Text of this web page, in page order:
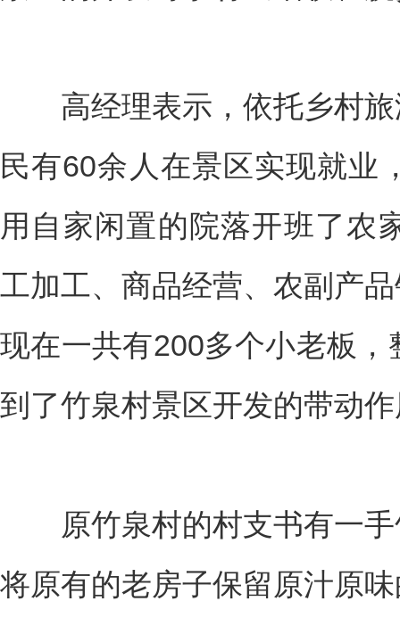
高经理表示，依托乡村旅
民有60余人在景区实现就业
用自家闲置的院落开班了农
工加工、商品经营、农副产
现在一共有200多个小老板
到了竹泉村景区开发的带动
原竹泉村的村支书有一手
将原有的老房子保留原汁原